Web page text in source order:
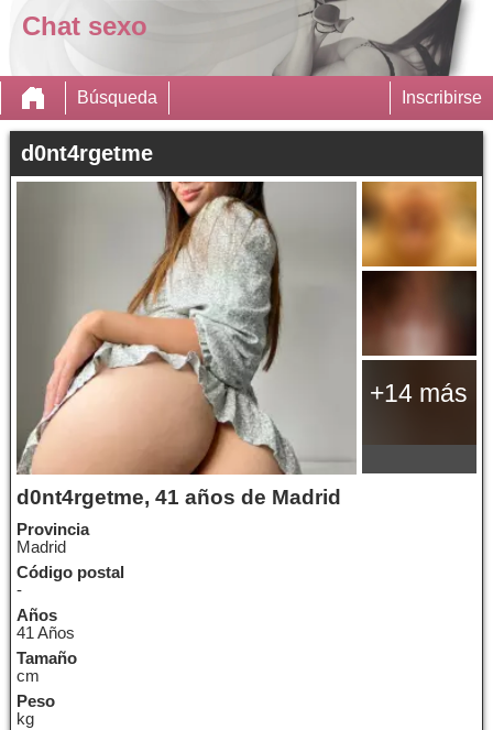
Chat sexo
Búsqueda Inscribirse
d0nt4rgetme
+14 más
d0nt4rgetme, 41 años de Madrid
Provincia
Madrid
Código postal
-
Años
41 Años
Tamaño
cm
Peso
kg